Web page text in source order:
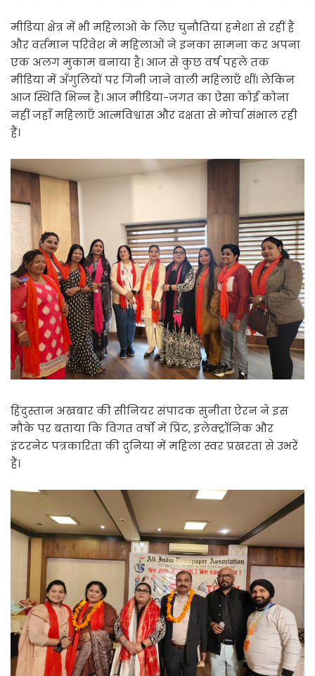
मीडिया क्षेत्र में भी महिलाओं के लिए चुनौतियां हमेशा से रहीं हैं
और वर्तमान परिवेश मे महिलाओं ने इनका सामना कर अपना
एक अलग मुकाम बनाया है। आज से कुछ वर्ष पहले तक
मीडिया में अँगुलियों पर गिनी जाने वाली महिलाएँ थीं। लेकिन
आज स्थिति भिन्न है। आज मीडिया-जगत का ऐसा कोई कोना
नहीं जहाँ महिलाएँ आत्मविश्वास और दक्षता से मोर्चा संभाल रही
हैं।
हिंदुस्तान अखबार की सीनियर संपादक सुनीता ऐरन ने इस
मौके पर बताया कि विगत वर्षो में प्रिंट, इलेक्ट्रॉनिक और
इंटरनेट पत्रकारिता की दुनिया में महिला स्वर प्रखरता से उभरें
हैं।